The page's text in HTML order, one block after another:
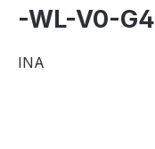
-WL-V0-G4
INA